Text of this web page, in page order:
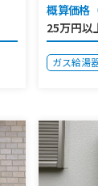
概算価格
25万円以
ガス給湯